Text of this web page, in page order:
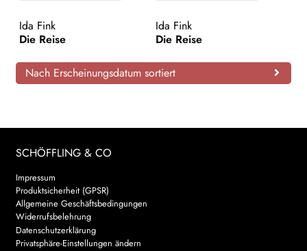
AKTUELLES
WEITERE VERLAGE
Search:
Ida Fink
Die Reise
Ida Fink
Die Reise
Nach Erscheinungsdatum sortiert
SCHÖFFLING & CO
Impressum
Produktsicherheit (GPSR)
Allgemeine Geschäftsbedingungen
Widerrufsbelehrung
Datenschutzerklärung
Privatsphäre-Einstellungen ändern